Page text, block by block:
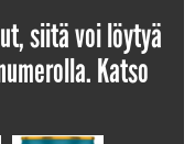
siitä voi löytyä
Katso